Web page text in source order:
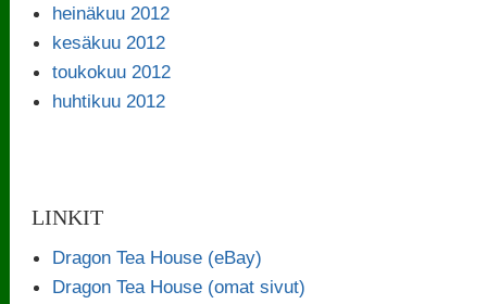
heinäkuu 2012
kesäkuu 2012
toukokuu 2012
huhtikuu 2012
LINKIT
Dragon Tea House (eBay)
Dragon Tea House (omat sivut)